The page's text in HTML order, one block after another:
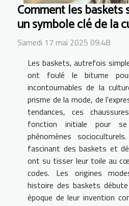
Comment les baskets
un symbole clé de la
Samedi 17 mai 2025 09:48
Les baskets, autrefois
ont foulé le bitume
incontournables de la
prisme de la mode, de
tendances, ces
fonction initiale pour
phénomènes
fascinant des baskets et
ont su tisser leur toile au
codes. Les origines
histoire des baskets
époque de leur invention